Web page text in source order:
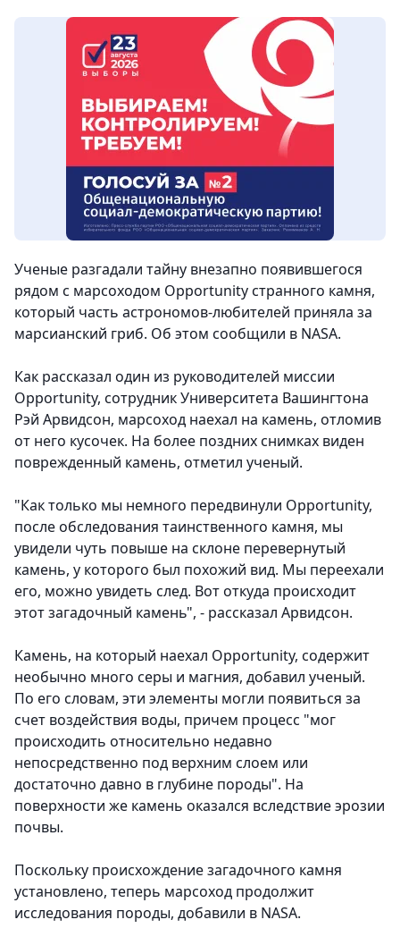
Ученые разгадали тайну внезапно появившегося
рядом с марсоходом Opportunity странного камня,
который часть астрономов-любителей приняла за
марсианский гриб. Об этом сообщили в NASA.
Как рассказал один из руководителей миссии
Opportunity, сотрудник Университета Вашингтона
Рэй Арвидсон, марсоход наехал на камень, отломив
от него кусочек. На более поздних снимках виден
поврежденный камень, отметил ученый.
"Как только мы немного передвинули Opportunity,
после обследования таинственного камня, мы
увидели чуть повыше на склоне перевернутый
камень, у которого был похожий вид. Мы переехали
его, можно увидеть след. Вот откуда происходит
этот загадочный камень", - рассказал Арвидсон.
Камень, на который наехал Opportunity, содержит
необычно много серы и магния, добавил ученый.
По его словам, эти элементы могли появиться за
счет воздействия воды, причем процесс "мог
происходить относительно недавно
непосредственно под верхним слоем или
достаточно давно в глубине породы". На
поверхности же камень оказался вследствие эрозии
почвы.
Поскольку происхождение загадочного камня
установлено, теперь марсоход продолжит
исследования породы, добавили в NASA.